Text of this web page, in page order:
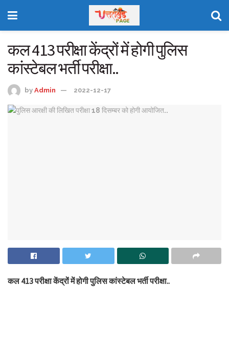
कल 413 परीक्षा केंद्रों में होगी पुलिस
कांस्टेबल भर्ती परीक्षा..
by Admin 2022-12-17
कल 413 परीक्षा केंद्रों में होगी पुलिस कांस्टेबल भर्ती परीक्षा..